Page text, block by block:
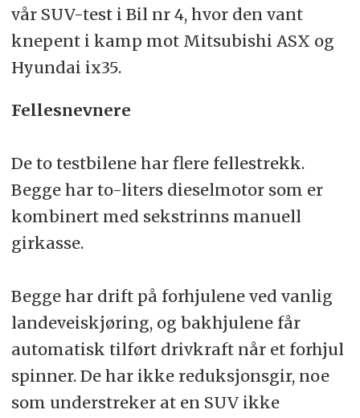
vår SUV-test i Bil nr 4, hvor den vant
knepent i kamp mot Mitsubishi ASX og
Hyundai ix35.
Fellesnevnere
De to testbilene har flere fellestrekk.
Begge har to-liters dieselmotor som er
kombinert med sekstrinns manuell
girkasse.
Begge har drift på forhjulene ved vanlig
landeveiskjøring, og bakhjulene får
automatisk tilført drivkraft når et forhjul
spinner. De har ikke reduksjonsgir, noe
som understreker at en SUV ikke